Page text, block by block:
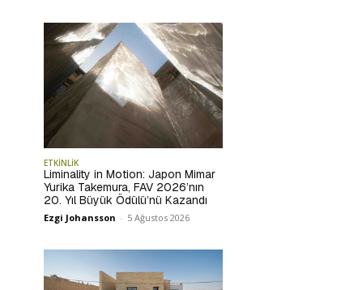
ETKİNLİK
Liminality in Motion: Japon Mimar
Yurika Takemura, FAV 2026’nın
20. Yıl Büyük Ödülü’nü Kazandı
Ezgi Johansson - 5 Ağustos 2026